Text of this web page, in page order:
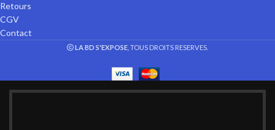
Retours
CGV
Contact
LA BD S'EXPOSE , TOUS DROITS RESERVES.